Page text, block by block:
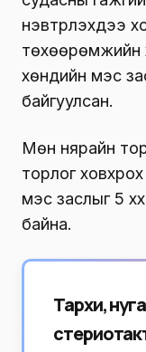
нэвтрүүлэхдээ
төхөөрөмжийн
хөндийн мэс
байгуулсан.
Мөн нярайн
торлог
мэс заслыг 5
байна.
Тархи,